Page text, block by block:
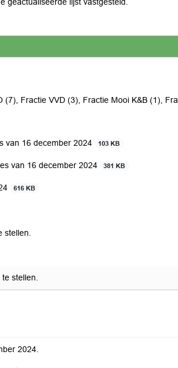
(7), Fractie VVD (3), Fractie Mooi K&B (1),
van 16 december 2024
103 KB
van 16 december 2024 381 KB
616 KB
stellen.
stellen.
2024.